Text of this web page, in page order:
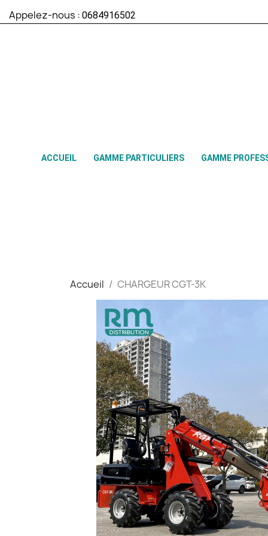
Appelez-nous : 0684916502
ACCUEIL GAMME PARTICULIERS GAMME
Accueil CHARGEUR CGT-3K